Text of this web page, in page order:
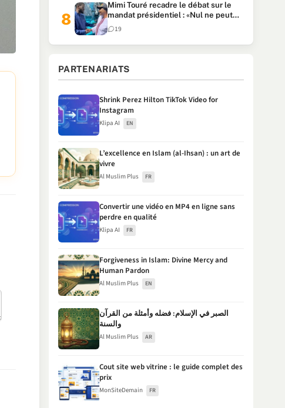
Mimi Touré recadre le débat sur le
mandat présidentiel : «Nul ne peut
faire plus de deux mandats
consécutifs de 5 ans»
19
PARTENARIATS
Shrink Perez Hilton TikTok Video for
Instagram
Klipa AI EN
L’excellence en Islam (al-Ihsan) : un art de
vivre
Al Muslim Plus FR
Convertir une vidéo en MP4 en ligne sans
perdre en qualité
Klipa AI FR
Forgiveness in Islam: Divine Mercy and
Human Pardon
Al Muslim Plus EN
الصبر في الإسلام: فضله وأمثلة من القرآن
والسنة
Al Muslim Plus AR
Cout site web vitrine : le guide complet des
prix
MonSiteDemain FR